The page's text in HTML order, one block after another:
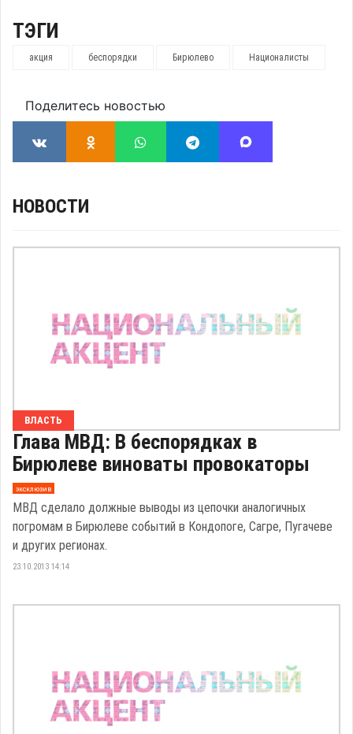
ТЭГИ
акция беспорядки Бирюлево Националисты
Поделитесь новостью
НОВОСТИ
ВЛАСТЬ
Глава МВД: В беспорядках в
Бирюлеве виноваты провокаторы
эксклюзив
МВД сделало должные выводы из цепочки аналогичных
погромам в Бирюлеве событий в Кондопоге, Сагре, Пугачеве
и других регионах.
23.10.2013 14:14